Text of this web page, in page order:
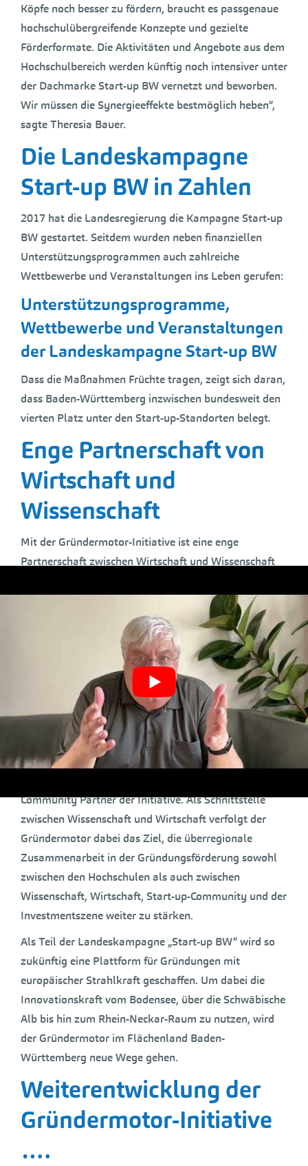
Köpfe noch besser zu fördern, braucht es passgenaue
hochschulübergreifende Konzepte und gezielte
Förderformate. Die Aktivitäten und Angebote aus dem
Hochschulbereich werden künftig noch intensiver unter
der Dachmarke Start-up BW vernetzt und beworben.
Wir müssen die Synergieeffekte bestmöglich heben“,
sagte Theresia Bauer.
Die Landeskampagne
Start-up BW in Zahlen
2017 hat die Landesregierung die Kampagne Start-up
BW gestartet. Seitdem wurden neben finanziellen
Unterstützungsprogrammen auch zahlreiche
Wettbewerbe und Veranstaltungen ins Leben gerufen:
Unterstützungsprogramme,
Wettbewerbe und Veranstaltungen
der Landeskampagne Start-up BW
Dass die Maßnahmen Früchte tragen, zeigt sich daran,
dass Baden-Württemberg inzwischen bundesweit den
vierten Platz unter den Start-up-Standorten belegt.
Enge Partnerschaft von
Wirtschaft und
Wissenschaft
Mit der Gründermotor-Initiative ist eine enge
Partnerschaft zwischen Wirtschaft und Wissenschaft
Hochschulen mit dem nachhaltigen Unternehmergeist
des Mittelstands. Seit Beginn der Initiative konnten
bereits mehr als 700 hochschulnahe Start-up-Projekte
und Start-ups in verschiedenen Formaten und
Angeboten weiterentwickelt und auf einen
erfolgreichen Markteintritt vorbereitet werden.
Mit Unterstützung durch das Land und der Wirtschaft
sind mittlerweile drei Viertel aller baden-
württembergischen Hochschulen und mehr als 160
Community Partner der Initiative. Als Schnittstelle
zwischen Wissenschaft und Wirtschaft verfolgt der
Gründermotor dabei das Ziel, die überregionale
Zusammenarbeit in der Gründungsförderung sowohl
zwischen den Hochschulen als auch zwischen
Wissenschaft, Wirtschaft, Start-up-Community und der
Investmentszene weiter zu stärken.
Als Teil der Landeskampagne „Start-up BW“ wird so
zukünftig eine Plattform für Gründungen mit
europäischer Strahlkraft geschaffen. Um dabei die
Innovationskraft vom Bodensee, über die Schwäbische
Alb bis hin zum Rhein-Neckar-Raum zu nutzen, wird
der Gründermotor im Flächenland Baden-
Württemberg neue Wege gehen.
Weiterentwicklung der
Gründermotor-Initiative
….